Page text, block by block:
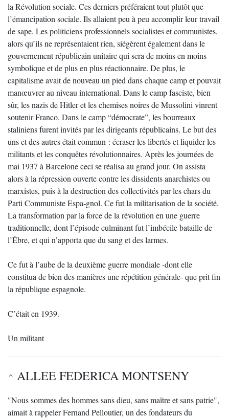
la Révolution sociale. Ces derniers préféraient tout plutôt que
l’émancipation sociale. Ils allaient peu à peu accomplir leur travail
de sape. Les politiciens professionnels socialistes et communistes,
alors qu’ils ne représentaient rien, siégèrent également dans le
gouvernement républicain unitaire qui sera de moins en moins
symbolique et de plus en plus réactionnaire. De plus, le
capitalisme avait de nouveau un pied dans chaque camp et pouvait
manœuvrer au niveau international. Dans le camp fasciste, bien
sûr, les nazis de Hitler et les chemises noires de Mussolini vinrent
soutenir Franco. Dans le camp “démocrate”, les bourreaux
staliniens furent invités par les dirigeants républicains. Le but des
uns et des autres était commun : écraser les libertés et liquider les
militants et les conquêtes révolutionnaires. Après les journées de
mai 1937 à Barcelone ceci se réalisa au grand jour. On assista
alors à la répression ouverte contre les dissidents anarchistes ou
marxistes, puis à la destruction des collectivités par les chars du
Parti Communiste Espa-gnol. Ce fut la militarisation de la société.
La transformation par la force de la révolution en une guerre
traditionnelle, dont l’épisode culminant fut l’imbécile bataille de
l’Ébre, et qui n’apporta que du sang et des larmes.
Ce fut à l’aube de la deuxième guerre mondiale -dont elle
constitua de bien des manières une répétition générale- que prit fin
la république espagnole.
C’était en 1939.
Un militant
ALLEE FEDERICA MONTSENY
"Nous sommes des hommes sans dieu, sans maître et sans patrie",
aimait à rappeler Fernand Pelloutier, un des fondateurs du